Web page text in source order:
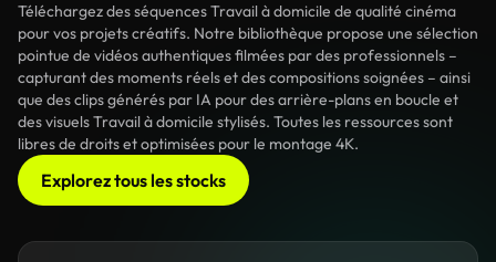
Téléchargez des séquences Travail à domicile de qualité cinéma
pour vos projets créatifs. Notre bibliothèque propose une sélection
pointue de vidéos authentiques filmées par des professionnels –
capturant des moments réels et des compositions soignées – ainsi
que des clips générés par IA pour des arrière-plans en boucle et
des visuels Travail à domicile stylisés. Toutes les ressources sont
libres de droits et optimisées pour le montage 4K.
Explorez tous les stocks